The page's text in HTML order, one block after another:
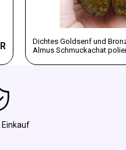
Dichtes Goldsenf und
Almus Schmuckachat
Einkauf